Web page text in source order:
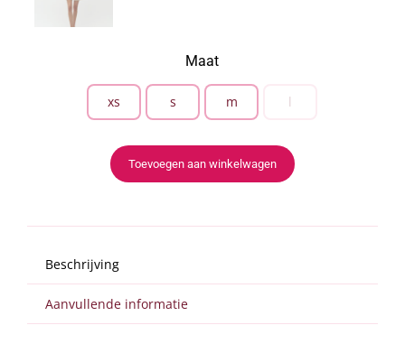
Maat
xs s m l
Toevoegen aan winkelwagen
Beschrijving
Aanvullende informatie